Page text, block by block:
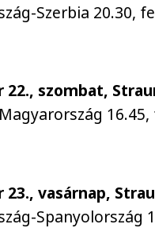
Szerbia 20.30,
22., szombat,
23., vasárnap,
Spanyolország